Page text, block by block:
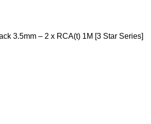
3.5mm – 2 x RCA(t) 1M [3 Star Series]